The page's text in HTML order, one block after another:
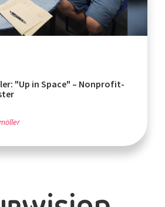
"Up in Space" – Nonprofit-